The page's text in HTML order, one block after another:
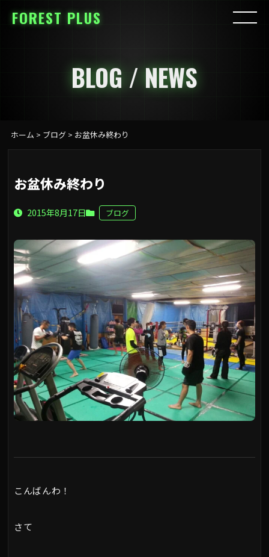
FOREST PLUS
BLOG / NEWS
ホーム > ブログ> お盆休み終わり
お盆休み終わり
2015年8月17日 ブログ
こんばんわ！
さて